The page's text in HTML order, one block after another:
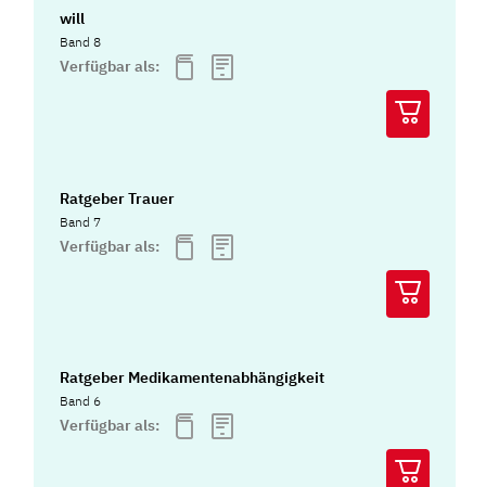
will
Band 8
Verfügbar als:
Ratgeber Trauer
Band 7
Verfügbar als:
Ratgeber Medikamentenabhängigkeit
Band 6
Verfügbar als: